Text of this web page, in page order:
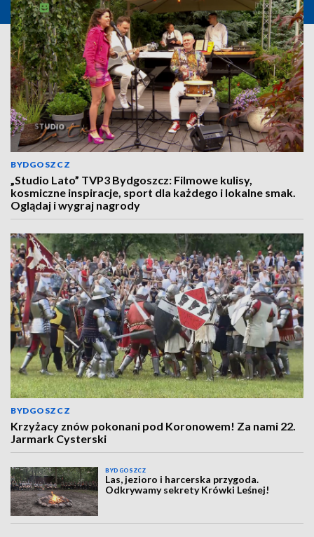
BYDGOSZCZ
„Studio Lato” TVP3 Bydgoszcz: Filmowe kulisy,
kosmiczne inspiracje, sport dla każdego i lokalne smak.
Oglądaj i wygraj nagrody
BYDGOSZCZ
Krzyżacy znów pokonani pod Koronowem! Za nami 22.
Jarmark Cysterski
BYDGOSZCZ
Las, jezioro i harcerska przygoda.
Odkrywamy sekrety Krówki Leśnej!